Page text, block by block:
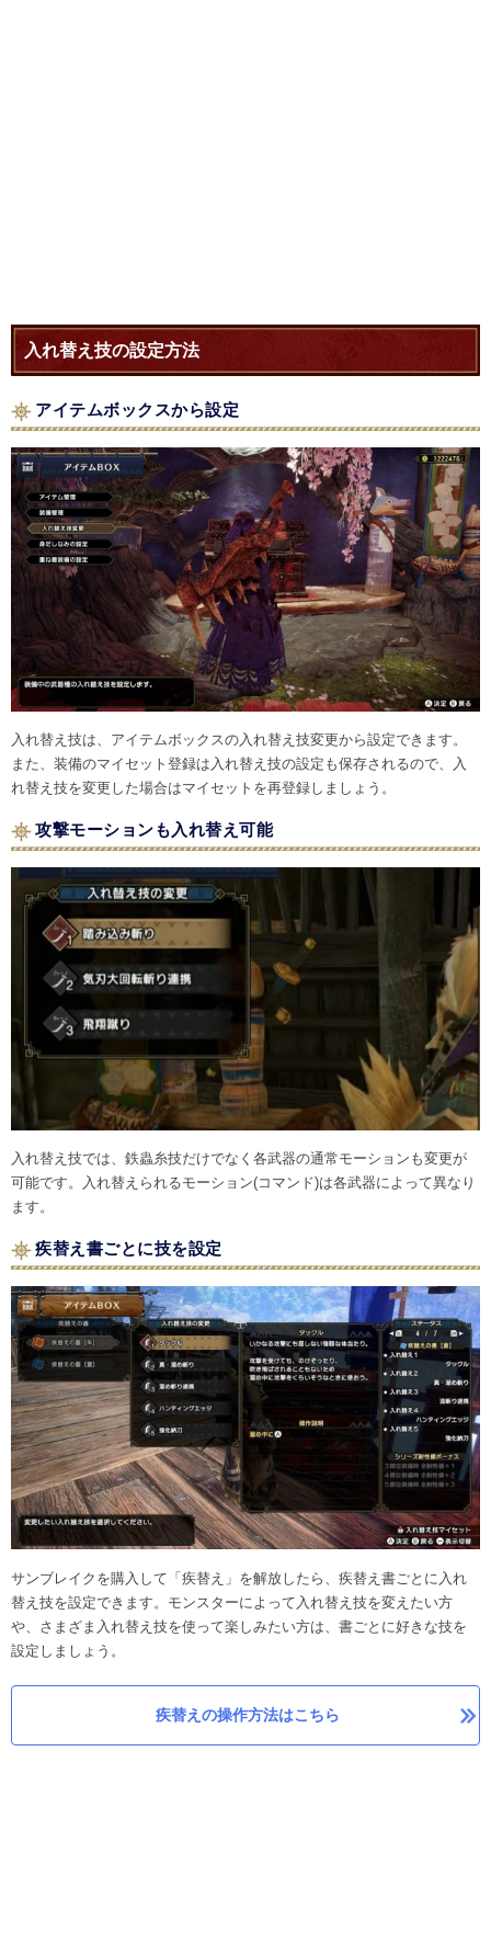
入れ替え技の設定方法
アイテムボックスから設定
入れ替え技は、アイテムボックスの入れ替え技変更から設定できます。
また、装備のマイセット登録は入れ替え技の設定も保存されるので、入
れ替え技を変更した場合はマイセットを再登録しましょう。
攻撃モーションも入れ替え可能
入れ替え技では、鉄蟲糸技だけでなく各武器の通常モーションも変更が
可能です。入れ替えられるモーション(コマンド)は各武器によって異なり
ます。
疾替え書ごとに技を設定
サンブレイクを購入して「疾替え」を解放したら、疾替え書ごとに入れ
替え技を設定できます。モンスターによって入れ替え技を変えたい方
や、さまざま入れ替え技を使って楽しみたい方は、書ごとに好きな技を
設定しましょう。
疾替えの操作方法はこちら